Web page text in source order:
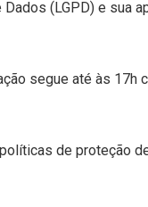
(LGPD) e sua
segue até às 17h
de proteção